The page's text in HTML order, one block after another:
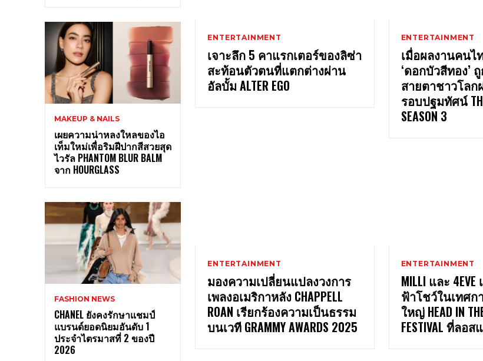
MAKEUP & NAILS
เผยความน่าหลงใหลของไอ
เท็มใหม่เพื่อริมฝีปากสีสวยสุด
ไวรัล PHANTOM BLUR BALM
จาก HOURGLASS
FASHION NEWS
CHANEL ยังคงรักษาแชมป์
แบรนด์ยอดนิยมอันดับ 1
ประจำไตรมาสที่ 2 ของปี
2026
ENTERTAINMENT
เจาะลึก 5 คาแรกเตอร์ของลิซ่า
สะท้อนตัวตนที่แตกต่างผ่าน
อัลบั้ม ALTER EGO
ENTERTAINMENT
เมื่อผลงานคนไ
‘ดอกบัวสีทอง’
สายตาชาวโลก
รอบปฐมทัศน์ THE
SEASON 3
ENTERTAINMENT
มองความเปลี่ยนแปลงวงการ
เพลงอเมริกาหลัง CHAPPELL
ROAN เรียกร้องความเป็นธรรม
บนเวที GRAMMY AWARDS 2025
ENTERTAINMENT
MILLI และ
ฟ้าโชว์ในเทศ
ใหญ่ HEAD IN
FESTIVAL ที่ลอ